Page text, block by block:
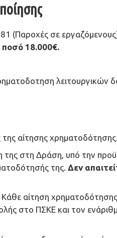
(Παροχές σε
ποσό 18.000€.
λειτουργικών
της αίτησης χρηματοδότησης.
στη Δράση, υπό την
της. Δεν
αίτηση
στο ΠΣΚΕ και τον